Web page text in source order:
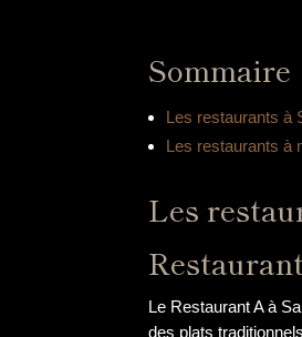
Sommaire
Les restaurants à
Les restaurants à
Les
Le Restaurant A à
des plats